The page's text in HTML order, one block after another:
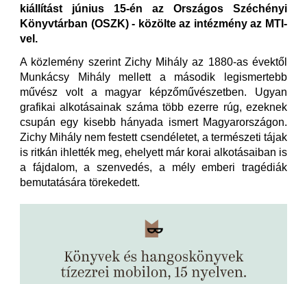
kiállítást június 15-én az Országos Széchényi
Könyvtárban (OSZK) - közölte az intézmény az MTI-
vel.
A közlemény szerint Zichy Mihály az 1880-as évektől
Munkácsy Mihály mellett a második legismertebb
művész volt a magyar képzőművészetben. Ugyan
grafikai alkotásainak száma több ezerre rúg, ezeknek
csupán egy kisebb hányada ismert Magyarországon.
Zichy Mihály nem festett csendéletet, a természeti tájak
is ritkán ihlették meg, ehelyett már korai alkotásaiban is
a fájdalom, a szenvedés, a mély emberi tragédiák
bemutatására törekedett.